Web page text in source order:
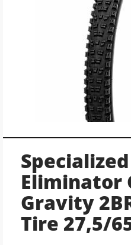
Specialized
Eliminator
Gravity
Tire 27,5/